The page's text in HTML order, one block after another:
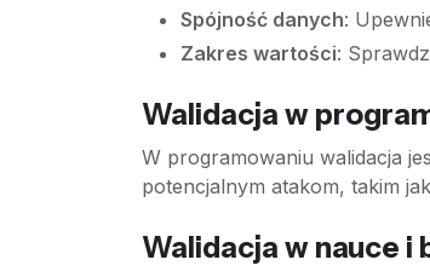
Spójność danych:
Zakres wartości:
Walidacja w
W programowaniu walidacja
potencjalnym atakom, takim
Walidacja w nauce i